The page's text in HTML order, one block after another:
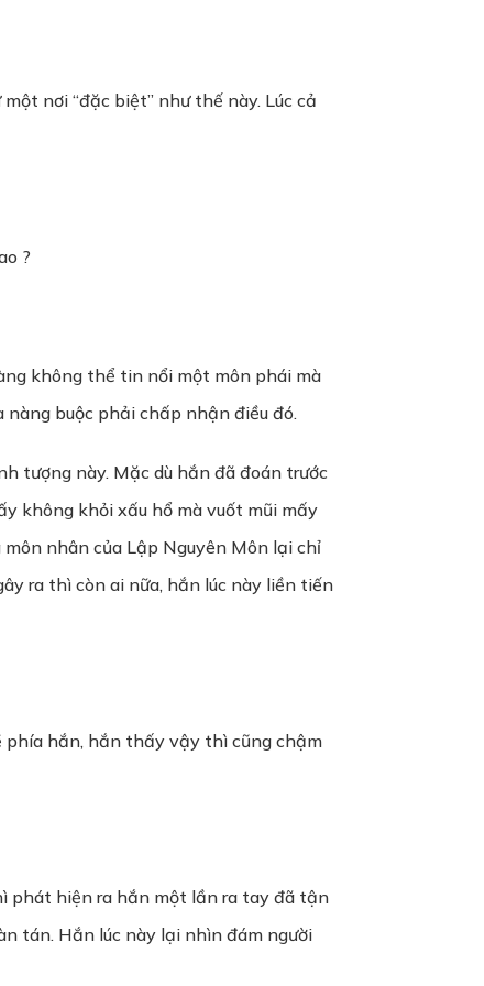
nơi “đặc biệt” như thế này. Lúc cả
?
không thể tin nổi một môn phái mà
buộc phải chấp nhận điều đó.
tượng này. Mặc dù hắn đã đoán trước
không khỏi xấu hổ mà vuốt mũi mấy
nhân của Lập Nguyên Môn lại chỉ
ra thì còn ai nữa, hắn lúc này liền tiến
phía hắn, hắn thấy vậy thì cũng chậm
phát hiện ra hắn một lần ra tay đã tận
tán. Hắn lúc này lại nhìn đám người